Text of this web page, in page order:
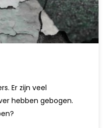
Er zijn veel
hebben gebogen.